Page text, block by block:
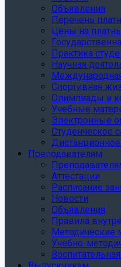
Объявления
Перечень
Цены на
Практика
Научная
Спортивная
Олимпиады и
Учебные
Электронные
Студенческое
Преподавателям
Аттестации
Расписание
Новости
Объявления
Правила
Методические
Учебно-